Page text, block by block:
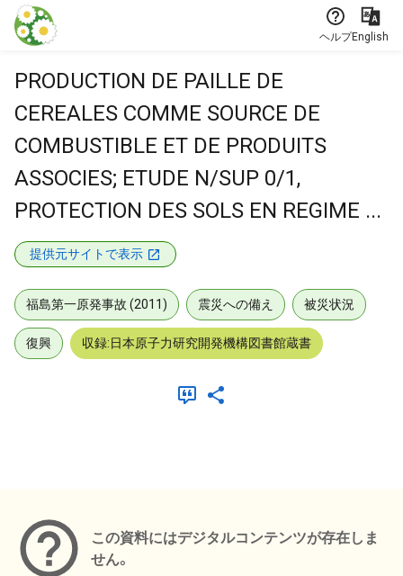
本文に飛ぶ
ヘルプEnglish
PRODUCTION DE PAILLE DE
CEREALES COMME SOURCE DE
COMBUSTIBLE ET DE PRODUITS
ASSOCIES; ETUDE N/SUP 0/1,
PROTECTION DES SOLS EN REGIME ...
提供元サイトで表示
福島第一原発事故 (2011) 震災への備え 被災状況
復興 収録:日本原子力研究開発機構図書館蔵書
この資料にはデジタルコンテンツが存在しま
せん。